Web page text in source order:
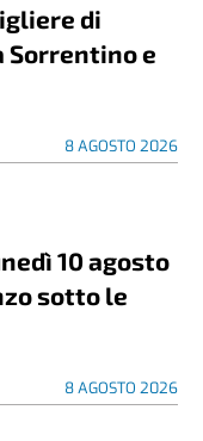
di
Sorrentino e
8 AGOSTO 2026
10 agosto
sotto le
8 AGOSTO 2026